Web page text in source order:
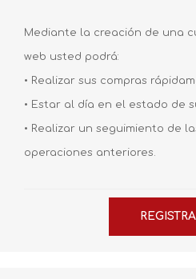
Mediante la creación de una
web usted podrá:
• Realizar sus compras
• Estar al día en el estado de
• Realizar un seguimiento de
operaciones anteriores.